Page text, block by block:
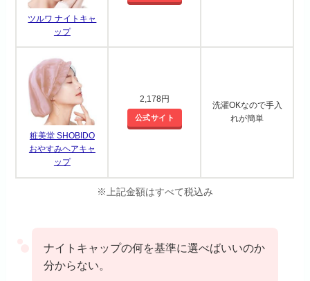
ツルワ ナイトキャ
ップ
粧美堂 SHOBIDO
おやすみヘアキャ
ップ
2,178円
公式サイト
洗濯OKなので手入
れが簡単
※上記金額はすべて税込み
ナイトキャップの何を基準に選べばいいのか
分からない。